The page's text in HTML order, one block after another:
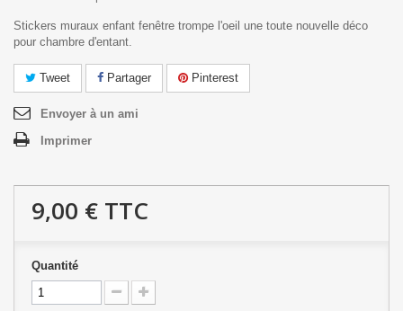
Stickers muraux enfant fenêtre trompe l'oeil une toute nouvelle déco
pour chambre d'entant.
Tweet Partager Pinterest
Envoyer à un ami
Imprimer
9,00 € TTC
Quantité